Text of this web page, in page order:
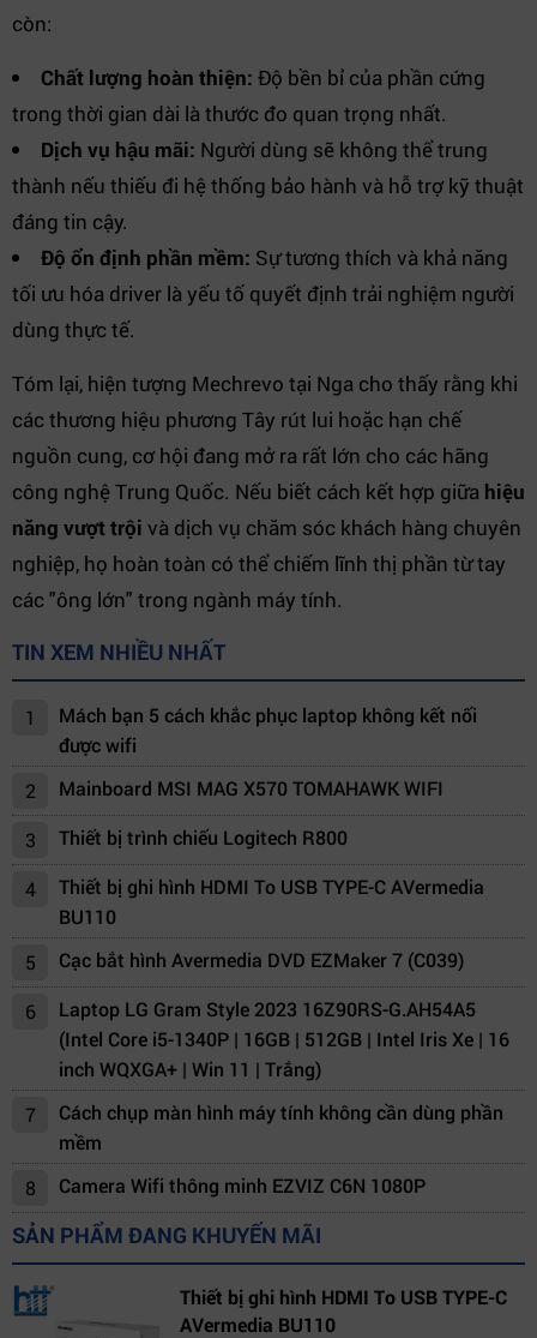
còn:
Chất lượng hoàn thiện: Độ bền bỉ của phần cứng
trong thời gian dài là thước đo quan trọng nhất.
Dịch vụ hậu mãi: Người dùng sẽ không thể trung
thành nếu thiếu đi hệ thống bảo hành và hỗ trợ kỹ thuật
đáng tin cậy.
Độ ổn định phần mềm: Sự tương thích và khả năng
tối ưu hóa driver là yếu tố quyết định trải nghiệm người
dùng thực tế.
Tóm lại, hiện tượng Mechrevo tại Nga cho thấy rằng khi
các thương hiệu phương Tây rút lui hoặc hạn chế
nguồn cung, cơ hội đang mở ra rất lớn cho các hãng
công nghệ Trung Quốc. Nếu biết cách kết hợp giữa hiệu
năng vượt trội và dịch vụ chăm sóc khách hàng chuyên
nghiệp, họ hoàn toàn có thể chiếm lĩnh thị phần từ tay
các "ông lớn" trong ngành máy tính.
TIN XEM NHIỀU NHẤT
1
Mách bạn 5 cách khắc phục laptop không kết nối
được wifi
2
Mainboard MSI MAG X570 TOMAHAWK WIFI
3 Thiết bị trình chiếu Logitech R800
4
Thiết bị ghi hình HDMI To USB TYPE-C AVermedia
BU110
5
Cạc bắt hình Avermedia DVD EZMaker 7 (C039)
6
Laptop LG Gram Style 2023 16Z90RS-G.AH54A5
(Intel Core i5-1340P | 16GB | 512GB | Intel Iris Xe | 16
inch WQXGA+ | Win 11 | Trắng)
7
Cách chụp màn hình máy tính không cần dùng phần
mềm
8
Camera Wifi thông minh EZVIZ C6N 1080P
SẢN PHẨM ĐANG KHUYẾN MÃI
Thiết bị ghi hình HDMI To USB TYPE-C
AVermedia BU110